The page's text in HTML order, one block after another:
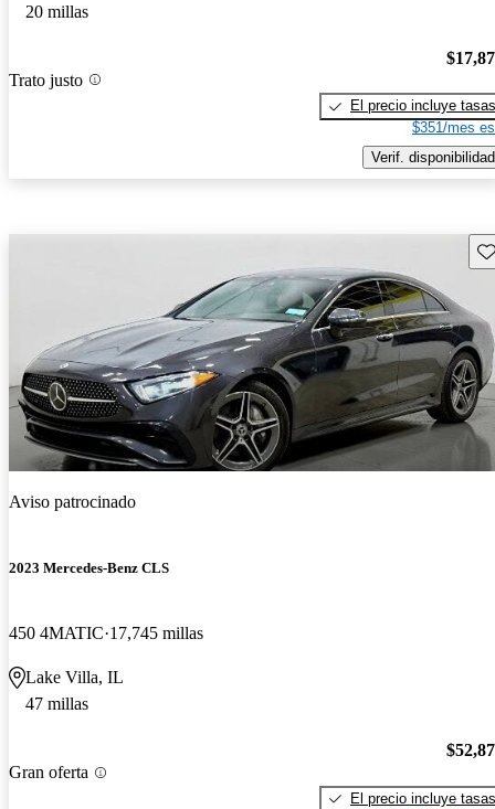
20 millas
Trato justo
El precio incluye tasas
$351/mes
Verif. disponibilidad
Aviso patrocinado
2023 Mercedes-Benz CLS
450 4MATIC 17,745 millas
Lake Villa, IL
47 millas
Gran oferta
El precio incluye tasas